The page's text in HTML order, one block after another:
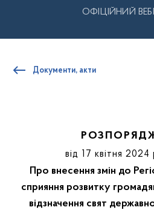
ОФІЦІЙНИЙ
Документи, акти
від 17 квітня
Про внесення змін до
сприяння розвитку
відзначення свят